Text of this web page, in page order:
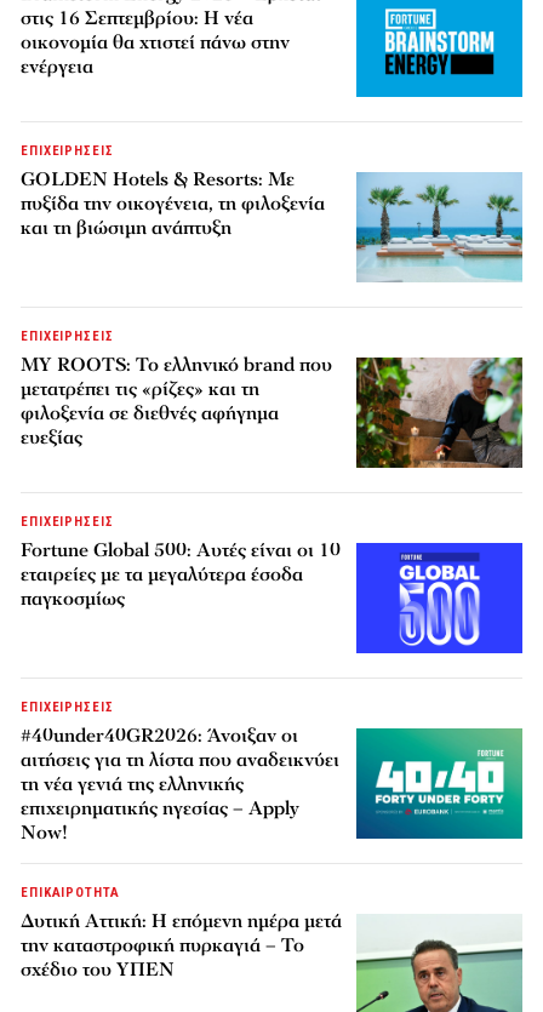
στις 16 Σεπτεμβρίου: Η νέα
οικονομία θα χτιστεί πάνω στην
ενέργεια
ΕΠΙΧΕΙΡΗΣΕΙΣ
GOLDEN Hotels & Resorts: Με
πυξίδα την οικογένεια, τη φιλοξενία
και τη βιώσιμη ανάπτυξη
ΕΠΙΧΕΙΡΗΣΕΙΣ
MY ROOTS: Το ελληνικό brand που
μετατρέπει τις «ρίζες» και τη
φιλοξενία σε διεθνές αφήγημα
ευεξίας
ΕΠΙΧΕΙΡΗΣΕΙΣ
Fortune Global 500: Αυτές είναι οι 10
εταιρείες με τα μεγαλύτερα έσοδα
παγκοσμίως
ΕΠΙΧΕΙΡΗΣΕΙΣ
#40under40GR2026: Άνοιξαν οι
αιτήσεις για τη λίστα που αναδεικνύει
τη νέα γενιά της ελληνικής
επιχειρηματικής ηγεσίας – Apply
Now!
ΕΠΙΚΑΙΡΟΤΗΤΑ
Δυτική Αττική: Η επόμενη ημέρα μετά
την καταστροφική πυρκαγιά – Το
σχέδιο του ΥΠΕΝ